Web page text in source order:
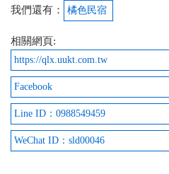
我們還有： 橘色民宿
相關網頁:
https://qlx.uukt.com.tw
Facebook
Line ID：0988549459
WeChat ID：sld00046